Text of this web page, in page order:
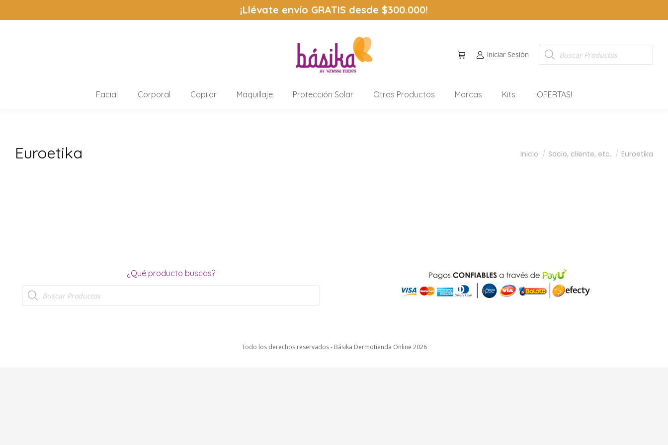
¡Llévate envío GRATIS desde $300.000!
Iniciar Sesión
Facial Corporal Capilar Maquillaje Protección Solar Otros Productos Marcas Kits ¡OFERTAS!
Euroetika Estás aquí:
Inicio Socio, cliente, etc. Euroetika
¿Qué producto buscas?
Búsqueda
de
productos
Todo los derechos reservados - Básika Dermotienda Online 2026